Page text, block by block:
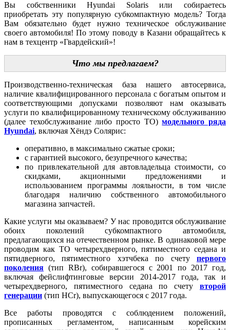
Вы собственники Hyundai Solaris или собираетесь
приобретать эту популярную субкомпактную модель? Тогда
Вам обязательно будет нужно техническое обслуживание
своего автомобиля! По этому поводу в Казани обращайтесь к
нам в техцентр «Гвардейский»!
Что мы предлагаем?
Производственно-техническая база нашего автосервиса,
наличие квалифицированного персонала с богатым опытом и
соответствующими допусками позволяют нам оказывать
услуги по квалифицированному техническому обслуживанию
(далее техобслуживание либо просто ТО)модельного ряда
Hyundai, включая Хёндэ Солярис:
оперативно, в максимально сжатые сроки;
с гарантией высокого, безупречного качества;
по привлекательной для автовладельца стоимости, со
скидками, акционными предложениями и
использованием программы лояльности, в том числе
благодаря наличию собственного автомобильного
магазина запчастей.
Какие услуги мы оказываем? У нас проводится обслуживание
обоих поколений субкомпактного автомобиля,
предлагающихся на отечественном рынке. В одинаковой мере
проводим как ТО четырехдверного, пятиместного седана и
пятидверного, пятиместного хэтчбека по счету первого
поколения (тип RBr), собиравшегося с 2001 по 2017 год,
включая фейслифтинговые версии 2014-2017 года, так и
четырехдверного, пятиместного седана по счету второй
генерации (тип HCr), выпускающегося с 2017 года.
Все работы проводятся с соблюдением положений,
прописанных регламентом, написанным корейским